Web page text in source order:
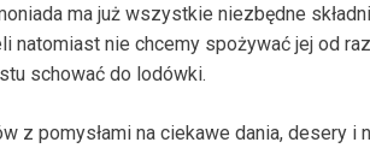
ma już wszystkie niezbędne
natomiast nie chcemy spożywać jej od
schować do lodówki.
z pomysłami na ciekawe dania, desery